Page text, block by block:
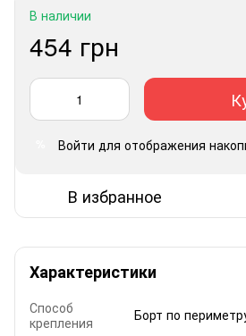
В наличии
454 грн
Войти для отображения
В избранное
Характеристики
Способ
крепления
Борт по